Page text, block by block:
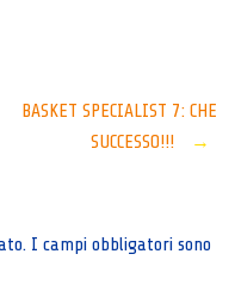
BASKET SPECIALIST 7: CHE
SUCCESSO!!!
→
I campi obbligatori sono